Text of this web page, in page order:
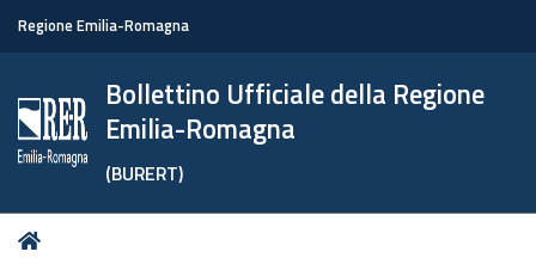
Regione Emilia-Romagna
Bollettino Ufficiale della Regione
Emilia-Romagna
(BURERT)
Tu